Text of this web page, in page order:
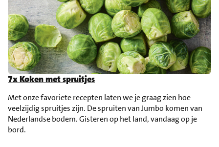
7x Koken met spruitjes
Met onze favoriete recepten laten we je graag zien hoe
veelzijdig spruitjes zijn. De spruiten van Jumbo komen van
Nederlandse bodem. Gisteren op het land, vandaag op je
bord.